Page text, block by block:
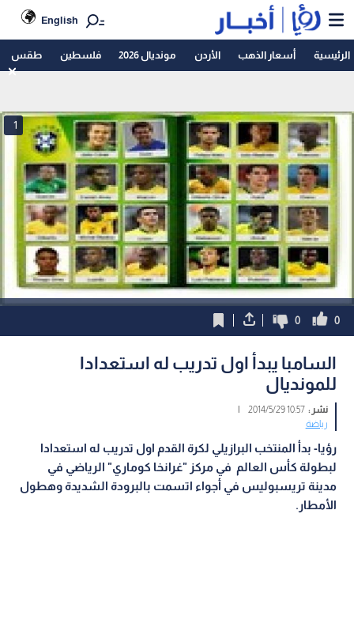
English
الرئيسية أسعار الذهب الأردن مونديال 2026 فلسطين طقس
1
0
0
السامبا يبدأ اول تدريب له استعدادا
للمونديال
نشر :10:57 2014/5/29
|
رياضة
رؤيا- بدأ المنتخب البرازيلي لكرة القدم اول تدريب له استعدادا
لبطولة كأس العالم في مركز "غرانخا كوماري" الرياضي في
مدينة تريسبوليس في أجواء اتسمت بالبرودة الشديدة وهطول
الأمطار .